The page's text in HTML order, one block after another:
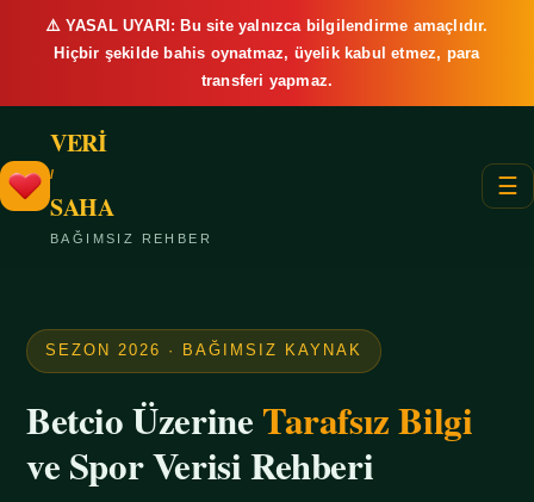
⚠️ YASAL UYARI: Bu site yalnızca bilgilendirme amaçlıdır.
Hiçbir şekilde bahis oynatmaz, üyelik kabul etmez, para
transferi yapmaz.
VERİ
/
SAHA
BAĞIMSIZ REHBER
☰
SEZON 2026 · BAĞIMSIZ KAYNAK
Betcio ÜzerineTarafsız Bilgi
ve Spor Verisi Rehberi